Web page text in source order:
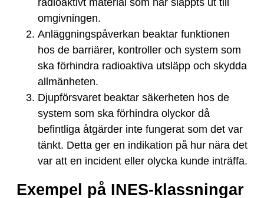
omgivningen.
Anläggningspåverkan beaktar funktionen
hos de barriärer, kontroller och system som
ska förhindra radioaktiva utsläpp och skydda
allmänheten.
Djupförsvaret beaktar säkerheten hos de
system som ska förhindra olyckor då
befintliga åtgärder inte fungerat som det var
tänkt. Detta ger en indikation på hur nära det
var att en incident eller olycka kunde inträffa.
Exempel på INES-klassningar